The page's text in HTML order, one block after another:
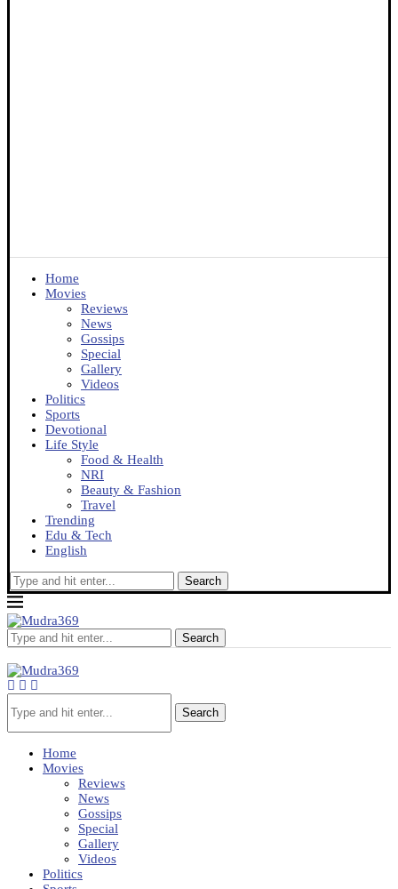
Home
Movies
Reviews
News
Gossips
Special
Gallery
Videos
Politics
Sports
Devotional
Life Style
Food & Health
NRI
Beauty & Fashion
Travel
Trending
Edu & Tech
English
Search
Search
Search
Home
Movies
Reviews
News
Gossips
Special
Gallery
Videos
Politics